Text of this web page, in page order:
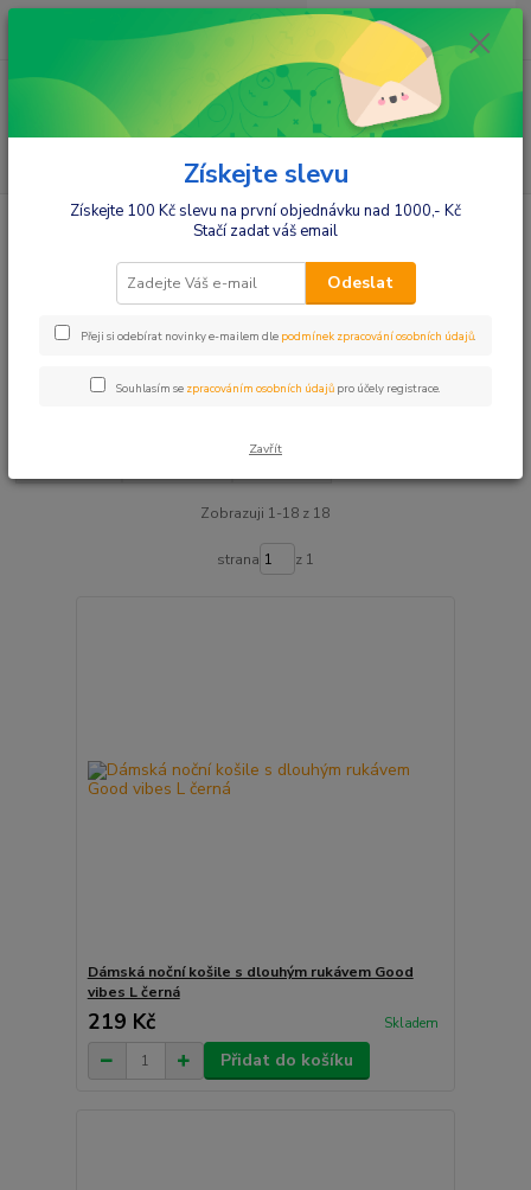
ks
za 0,00 Kč
Ženy Dámské noční košile
Dámské noční košile s dlouhým
Dámské noční košile s dlouhým
rukávem
Upřesnit parametry
Zobrazuji 1-18 z 18
strana z 1
Dámská noční košile s dlouhým rukávem Good
vibes L černá
219 Kč Skladem
Přidat do košíku
Získejte slevu
Získejte 100 Kč slevu na první objednávku nad 1000,- Kč
Stačí zadat váš email
Odeslat
Přeji si odebírat novinky e-mailem dle podmínek zpracování osobních údajů.
Souhlasím se zpracováním osobních údajů pro účely registrace.
Zavřít